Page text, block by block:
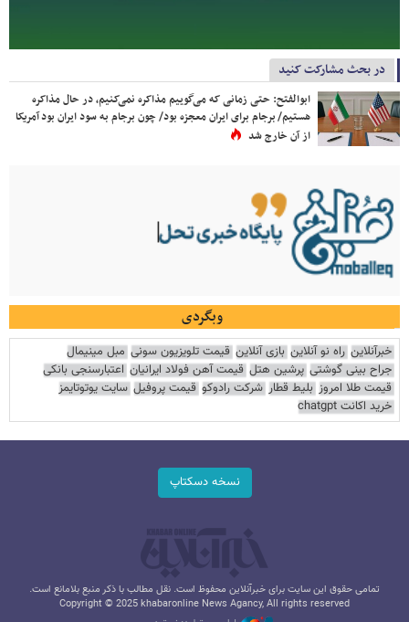
در بحث مشارکت کنید
ابوالفتح: حتی زمانی که می‌گوییم مذاکره نمی‌کنیم، در حال مذاکره
هستیم/ برجام برای ایران معجزه بود/ چون برجام به سود ایران بود آمریکا
از آن خارج شد
وبگردی
خبرآنلاین راه نو آنلاین بازی آنلاین قیمت تلویزیون سونی مبل مینیمال
جراح بینی گوشتی پرشین هتل قیمت آهن فولاد ایرانیان اعتبارسنجی بانکی
قیمت طلا امروز بلیط قطار شرکت رادوکو قیمت پروفیل سایت یوتوتایمز
خرید اکانت chatgpt
نسخه دسکتاپ
تمامی حقوق این سایت برای خبرآنلاین محفوظ است. نقل مطالب با ذکر منبع بلامانع است.
Copyright © 2025 khabaronline News Agancy, All rights reserved